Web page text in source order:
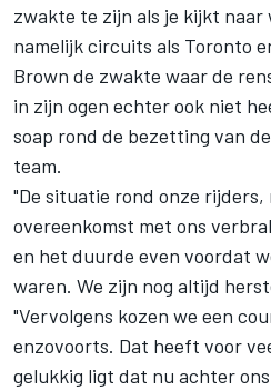
zwakte te zijn als je kijkt naar
namelijk circuits als Toronto
Brown de zwakte waar de
in zijn ogen echter ook niet
soap rond de bezetting van
team.
"De situatie rond onze rijders,
overeenkomst met ons
en het duurde even voordat
waren. We zijn nog altijd
"Vervolgens kozen we een
enzovoorts. Dat heeft voor
gelukkig ligt dat nu achter